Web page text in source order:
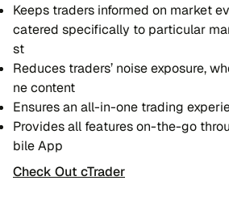
Kee​ps tra​ders in​for​med on mar​ket
ca​te​red spe​ci​fi​ca​lly to par​ti​cu​lar
st
Re​du​ces tra​ders’ noi​se expo​su​re,
ne con​tent
En​su​res an all-in-one tra​ding
Provi​des all fea​tu​res on-the-go
bi​le App
Che​ck Out cTra​der